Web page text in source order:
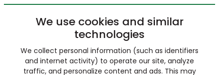
We use cookies and similar
technologies
We collect personal information (such as identifiers
and internet activity) to operate our site, analyze
traffic, and personalize content and ads. This may